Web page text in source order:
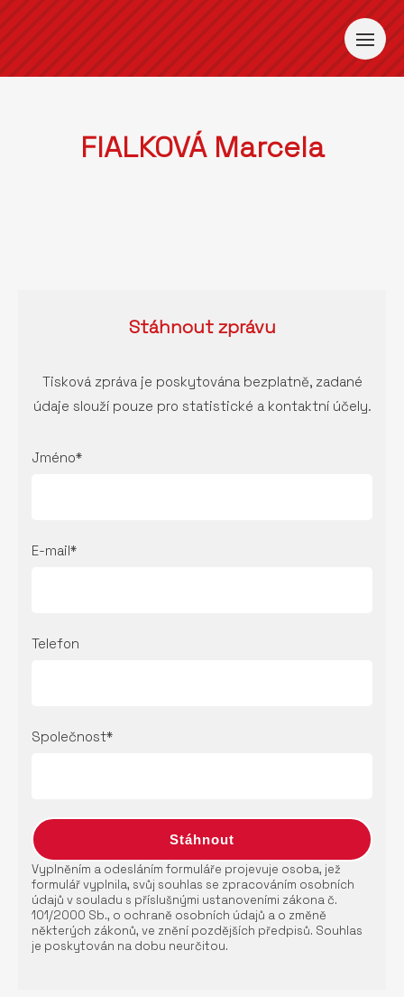
FIALKOVÁ Marcela
Stáhnoutzprávu
Tisková zpráva je poskytována bezplatně, zadané
údaje slouží pouze pro statistické a kontaktní účely.
Jméno*
E-mail*
Telefon
Společnost*
Vyplněním a odesláním formuláře projevuje osoba, jež
formulář vyplnila, svůj souhlas se zpracováním osobních
údajů v souladu s příslušnými ustanoveními zákona č.
101/2000 Sb., o ochraně osobních údajů a o změně
některých zákonů, ve znění pozdějších předpisů. Souhlas
je poskytován na dobu neurčitou.